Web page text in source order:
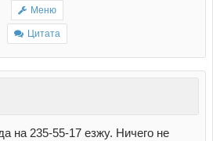
Меню
Цитата
на 235-55-17 езжу. Ничего не